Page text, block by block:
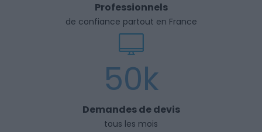
Professionnels
de confiance partout en France
50k
Demandes de devis
tous les mois